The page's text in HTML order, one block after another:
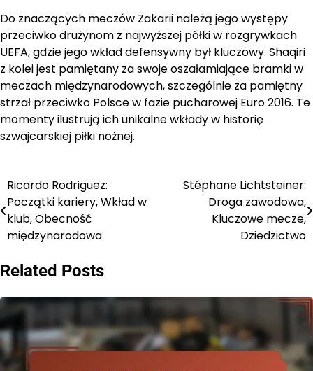
Do znaczących meczów Zakarii należą jego występy
przeciwko drużynom z najwyższej półki w rozgrywkach
UEFA, gdzie jego wkład defensywny był kluczowy. Shaqiri
z kolei jest pamiętany za swoje oszałamiające bramki w
meczach międzynarodowych, szczególnie za pamiętny
strzał przeciwko Polsce w fazie pucharowej Euro 2016. Te
momenty ilustrują ich unikalne wkłady w historię
szwajcarskiej piłki nożnej.
Post
navigation
Ricardo Rodriguez:
Początki kariery, Wkład w
klub, Obecność
międzynarodowa
Stéphane Lichtsteiner:
Droga zawodowa,
Kluczowe mecze,
Dziedzictwo
Related Posts